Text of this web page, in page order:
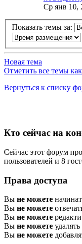
Ср янв 10,
Показать темы за:
Новая тема
Отметить все темы
Вернуться к списку
Кто сейчас на
Сейчас этот форум
пользователей и 8
Права доступа
Вы не можете
Вы не можете
Вы не можете
Вы не можете
Вы не можете